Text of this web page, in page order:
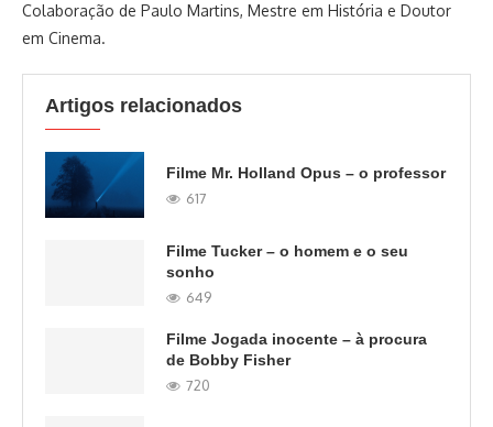
Colaboração de Paulo Martins, Mestre em História e Doutor
em Cinema.
Artigos relacionados
Filme Mr. Holland Opus – o professor
617
Filme Tucker – o homem e o seu
sonho
649
Filme Jogada inocente – à procura
de Bobby Fisher
720